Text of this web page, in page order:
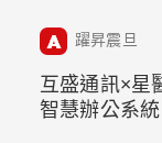
躍昇震旦
互盛通訊×星
智慧辦公系統